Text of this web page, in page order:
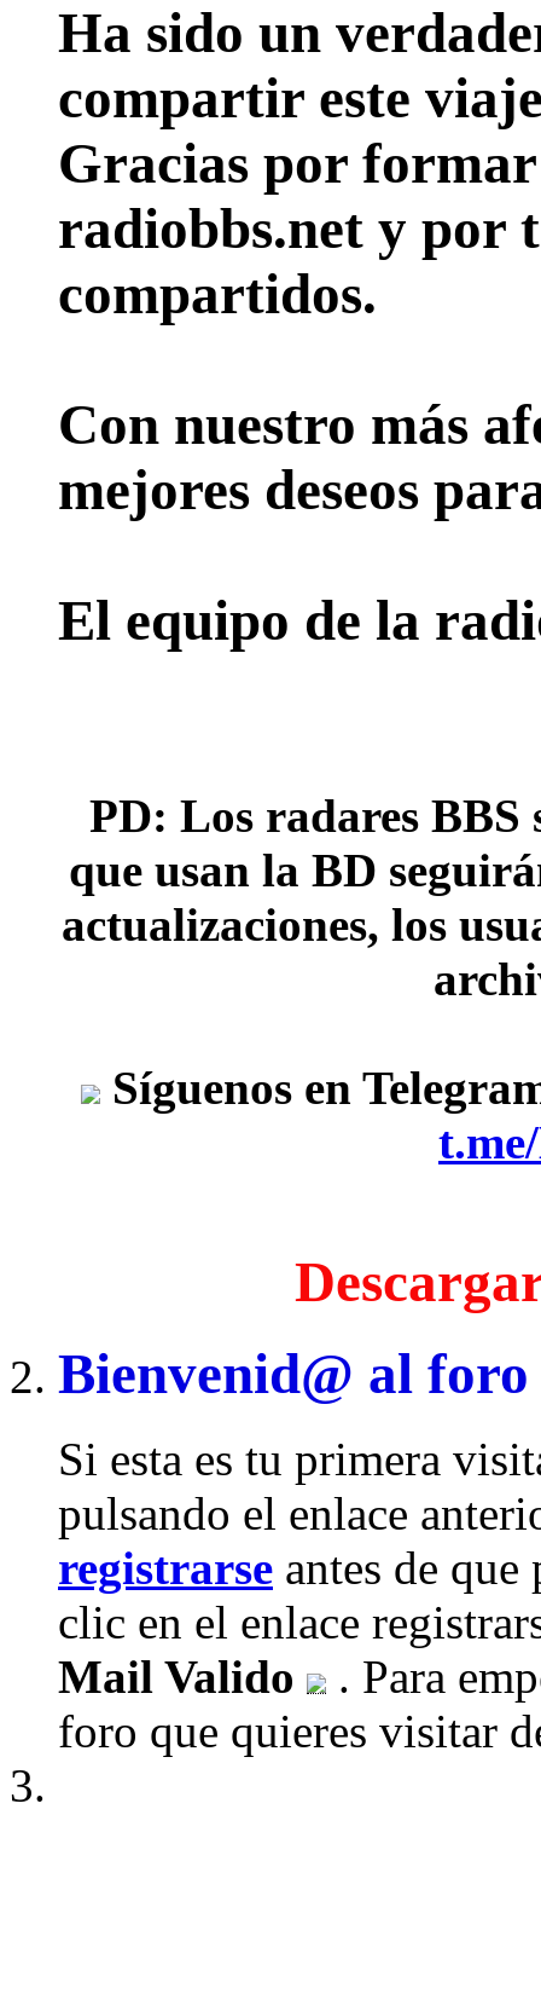
Ha sido un
compartir este
Gracias por
radiobbs.net y por
compartidos.
Con nuestro más
mejores deseos
El equipo de la
PD: Los radares
que usan la BD
actualizaciones, los
Síguenos en
Bienvenid@ al
Si esta es tu primera
pulsando el enlace
registrarse antes de que
clic en el enlace
Mail Valido
. Para
foro que quieres visitar